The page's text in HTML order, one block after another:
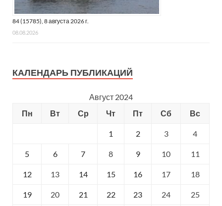
84 (15785), 8 августа 2026 г.
08.08.2026
КАЛЕНДАРЬ ПУБЛИКАЦИЙ
Август 2024
Пн
Вт Ср Чт Пт Сб Вс
1 2 3 4
5 6 7 8 9 10 11
12 13 14 15 16 17 18
19 20 21 22 23 24 25